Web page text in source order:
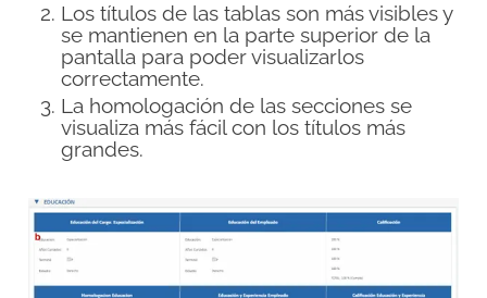
Los títulos de las tablas son más visibles y
se mantienen en la parte superior de la
pantalla para poder visualizarlos
correctamente.
La homologación de las secciones se
visualiza más fácil con los títulos más
grandes.